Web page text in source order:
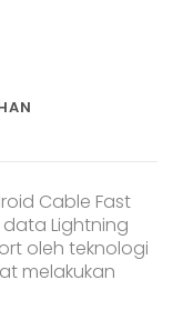
Cable Fast
Lightning
oleh teknologi
melakukan